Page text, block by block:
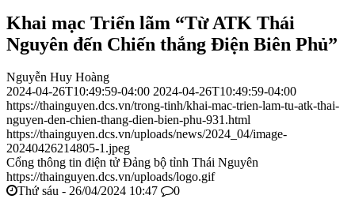
Khai mạc Triển lãm “Từ ATK Thái
Nguyên đến Chiến thắng Điện Biên Phủ”
Nguyễn Huy Hoàng
2024-04-26T10:49:59-04:00 2024-04-26T10:49:59-04:00
https://thainguyen.dcs.vn/trong-tinh/khai-mac-trien-lam-tu-atk-thai-
nguyen-den-chien-thang-dien-bien-phu-931.html
https://thainguyen.dcs.vn/uploads/news/2024_04/image-
20240426214805-1.jpeg
Cổng thông tin điện tử Đảng bộ tỉnh Thái Nguyên
https://thainguyen.dcs.vn/uploads/logo.gif
Thứ sáu - 26/04/2024 10:47
0